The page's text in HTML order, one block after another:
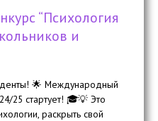
“Психология
и
🌟 Международный
25 стартует! 🎓💡 Это
раскрыть свой